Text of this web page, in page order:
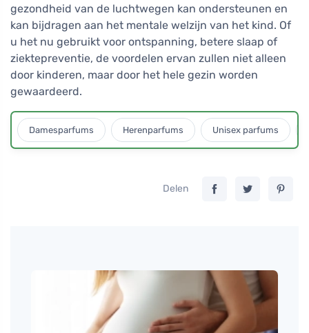
gezondheid van de luchtwegen kan ondersteunen en
kan bijdragen aan het mentale welzijn van het kind. Of
u het nu gebruikt voor ontspanning, betere slaap of
ziektepreventie, de voordelen ervan zullen niet alleen
door kinderen, maar door het hele gezin worden
gewaardeerd.
Damesparfums Herenparfums Unisex parfums
Delen